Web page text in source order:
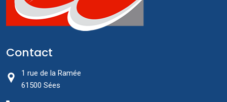
Contact
1 rue de la Ramée
61500 Sées